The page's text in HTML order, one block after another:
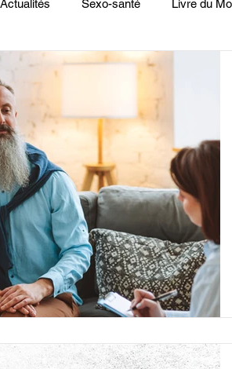
Actualités Sexo-santé Livre du
La Presse en Parle Contes des Faits